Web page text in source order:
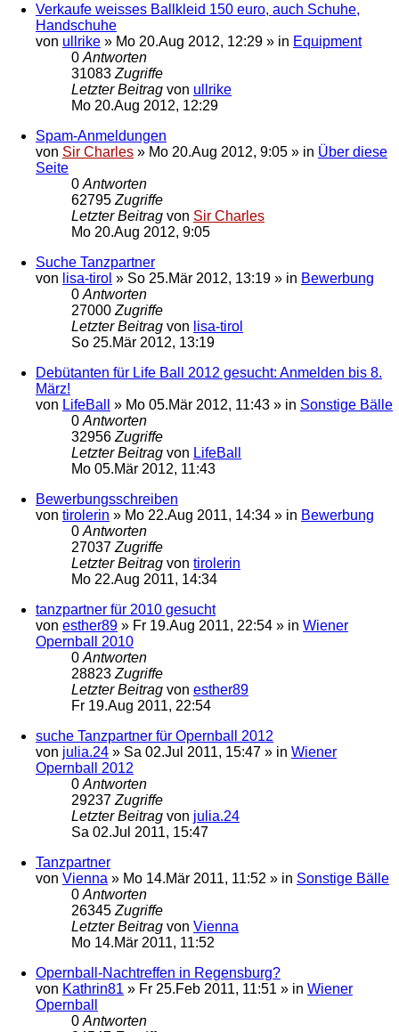
Verkaufe weisses Ballkleid 150 euro, auch Schuhe,
Handschuhe
von ullrike » Mo 20.Aug 2012, 12:29 » in Equipment
0 Antworten
31083 Zugriffe
Letzter Beitrag von ullrike
Mo 20.Aug 2012, 12:29
Spam-Anmeldungen
von Sir Charles » Mo 20.Aug 2012, 9:05 » in Über diese
Seite
0 Antworten
62795 Zugriffe
Letzter Beitrag von Sir Charles
Mo 20.Aug 2012, 9:05
Suche Tanzpartner
von lisa-tirol » So 25.Mär 2012, 13:19 » in Bewerbung
0 Antworten
27000 Zugriffe
Letzter Beitrag von lisa-tirol
So 25.Mär 2012, 13:19
Debütanten für Life Ball 2012 gesucht: Anmelden bis 8.
März!
von LifeBall » Mo 05.Mär 2012, 11:43 » in Sonstige Bälle
0 Antworten
32956 Zugriffe
Letzter Beitrag von LifeBall
Mo 05.Mär 2012, 11:43
Bewerbungsschreiben
von tirolerin » Mo 22.Aug 2011, 14:34 » in Bewerbung
0 Antworten
27037 Zugriffe
Letzter Beitrag von tirolerin
Mo 22.Aug 2011, 14:34
tanzpartner für 2010 gesucht
von esther89 » Fr 19.Aug 2011, 22:54 » in Wiener
Opernball 2010
0 Antworten
28823 Zugriffe
Letzter Beitrag von esther89
Fr 19.Aug 2011, 22:54
suche Tanzpartner für Opernball 2012
von julia.24 » Sa 02.Jul 2011, 15:47 » in Wiener
Opernball 2012
0 Antworten
29237 Zugriffe
Letzter Beitrag von julia.24
Sa 02.Jul 2011, 15:47
Tanzpartner
von Vienna » Mo 14.Mär 2011, 11:52 » in Sonstige Bälle
0 Antworten
26345 Zugriffe
Letzter Beitrag von Vienna
Mo 14.Mär 2011, 11:52
Opernball-Nachtreffen in Regensburg?
von Kathrin81 » Fr 25.Feb 2011, 11:51 » in Wiener
Opernball
0 Antworten